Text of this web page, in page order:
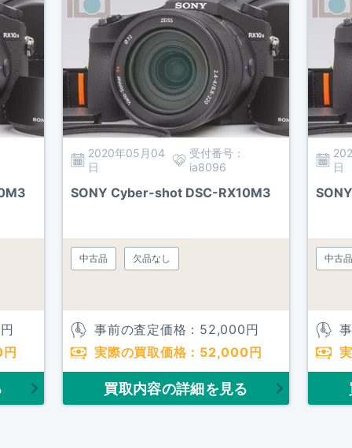
円
円
2020年05月04
日
受付番号：
ia8096
SONY Cyber-shot DSC-RX10M3
中古品 欠品なし
事前の査定価格： 52,000円
実際の買取価格： 52,000 円
買取内容の詳細を見る
日
中古品